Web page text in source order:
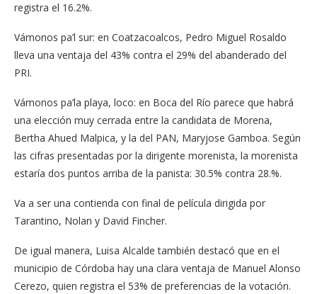
registra el 16.2%.
Vámonos pa’l sur: en Coatzacoalcos, Pedro Miguel Rosaldo
lleva una ventaja del 43% contra el 29% del abanderado del
PRI.
Vámonos pa’la playa, loco: en Boca del Río parece que habrá
una elección muy cerrada entre la candidata de Morena,
Bertha Ahued Malpica, y la del PAN, Maryjose Gamboa. Según
las cifras presentadas por la dirigente morenista, la morenista
estaría dos puntos arriba de la panista: 30.5% contra 28.%.
Va a ser una contienda con final de película dirigida por
Tarantino, Nolan y David Fincher.
De igual manera, Luisa Alcalde también destacó que en el
municipio de Córdoba hay una clara ventaja de Manuel Alonso
Cerezo, quien registra el 53% de preferencias de la votación.